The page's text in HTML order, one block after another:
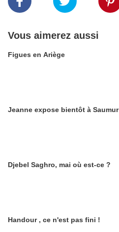
Vous aimerez aussi
Figues en Ariège
Jeanne expose bientôt à Saumur
Djebel Saghro, mai où est-ce ?
Handour , ce n'est pas fini !